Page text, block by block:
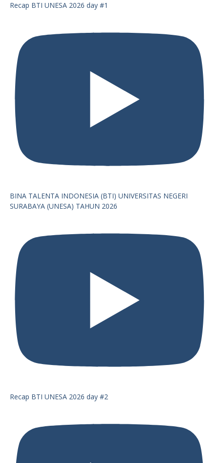
Recap BTI UNESA 2026 day #1
BINA TALENTA INDONESIA (BTI) UNIVERSITAS NEGERI
SURABAYA (UNESA) TAHUN 2026
Recap BTI UNESA 2026 day #2